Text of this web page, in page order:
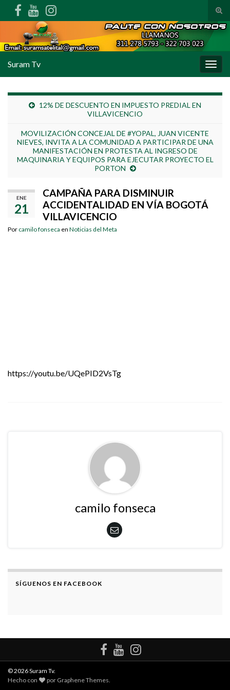
Suram Tv
12% DE DESCUENTO EN IMPUESTO PREDIAL EN
VILLAVICENCIO
MOVILIZACIÓN CONCEJAL DE #YOPAL, JUAN VICENTE
NIEVES, INVITA A LA COMUNIDAD A PARTICIPAR DE UNA
MANIFESTACIÓN EN PROTESTA AL INGRESO DE
MAQUINARIA Y EQUIPOS PARA EJECUTAR PROYECTO EL
PORTON
ENE
21
CAMPAÑA PARA DISMINUIR
ACCIDENTALIDAD EN VÍA BOGOTÁ
VILLAVICENCIO
Por camilo fonseca en Noticias del Meta
https://youtu.be/UQePID2VsTg
camilo fonseca
SÍGUENOS EN FACEBOOK
© 2026 Suram Tv.
Hecho con
por Graphene Themes.